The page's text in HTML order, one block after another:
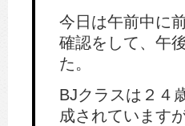
今日は午前中に
確認をして、午
た。
BJクラスは２４
成されています